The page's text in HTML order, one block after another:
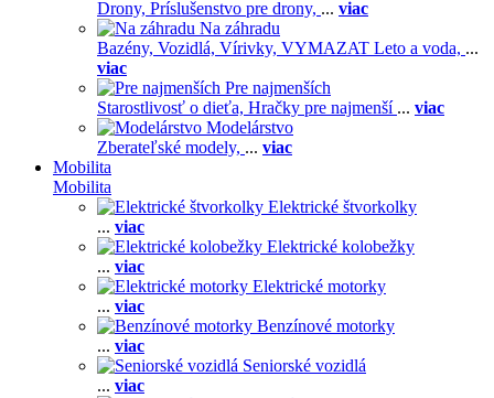
Drony, Príslušenstvo pre drony, ... viac
Na záhradu
Bazény, Vozidlá, Vírivky, VYMAZAT Leto a voda, ...
viac
Pre najmenších
Starostlivosť o dieťa, Hračky pre najmenší ... viac
Modelárstvo
Zberateľské modely, ... viac
Mobilita
Mobilita
Elektrické štvorkolky
... viac
Elektrické kolobežky
... viac
Elektrické motorky
... viac
Benzínové motorky
... viac
Seniorské vozidlá
... viac